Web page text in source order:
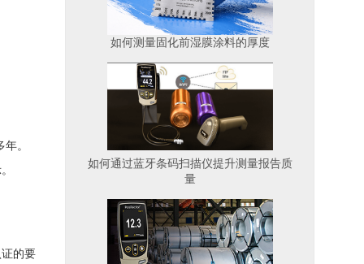
。
的要
如何测量固化前湿膜涂料的厚度
如何通过蓝牙条码扫描仪提升测量报告质
量